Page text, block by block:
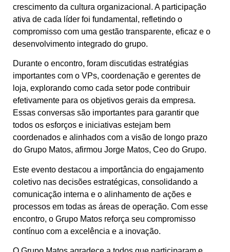
crescimento da cultura organizacional. A participação
ativa de cada líder foi fundamental, refletindo o
compromisso com uma gestão transparente, eficaz e o
desenvolvimento integrado do grupo.
Durante o encontro, foram discutidas estratégias
importantes com o VPs, coordenação e gerentes de
loja, explorando como cada setor pode contribuir
efetivamente para os objetivos gerais da empresa.
Essas conversas são importantes para garantir que
todos os esforços e iniciativas estejam bem
coordenados e alinhados com a visão de longo prazo
do Grupo Matos, afirmou Jorge Matos, Ceo do Grupo.
Este evento destacou a importância do engajamento
coletivo nas decisões estratégicas, consolidando a
comunicação interna e o alinhamento de ações e
processos em todas as áreas de operação. Com esse
encontro, o Grupo Matos reforça seu compromisso
contínuo com a excelência e a inovação.